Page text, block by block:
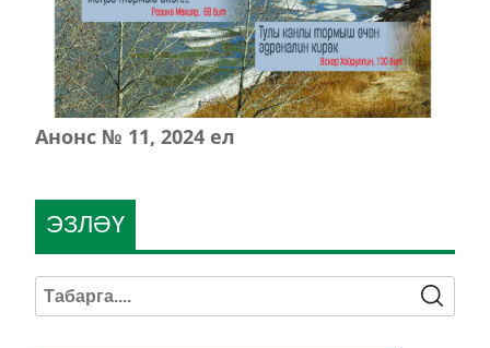
Анонс № 11, 2024 ел
ЭЗЛӘҮ